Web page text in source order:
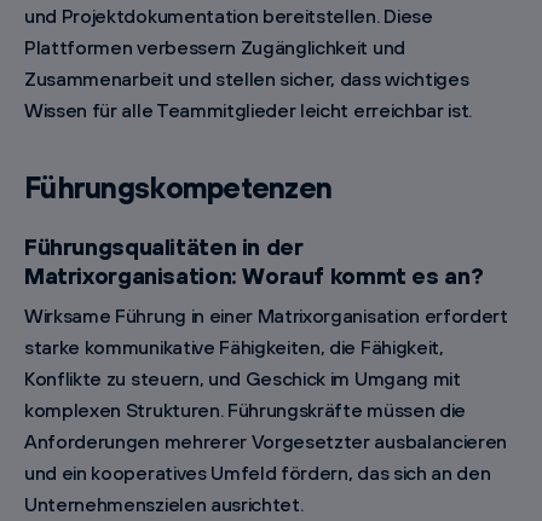
und Projektdokumentation bereitstellen. Diese
Plattformen verbessern Zugänglichkeit und
Zusammenarbeit und stellen sicher, dass wichtiges
Wissen für alle Teammitglieder leicht erreichbar ist.
Führungskompetenzen
Führungsqualitäten in der
Matrixorganisation: Worauf kommt es an?
Wirksame Führung in einer Matrixorganisation erfordert
starke kommunikative Fähigkeiten, die Fähigkeit,
Konflikte zu steuern, und Geschick im Umgang mit
komplexen Strukturen. Führungskräfte müssen die
Anforderungen mehrerer Vorgesetzter ausbalancieren
und ein kooperatives Umfeld fördern, das sich an den
Unternehmenszielen ausrichtet.